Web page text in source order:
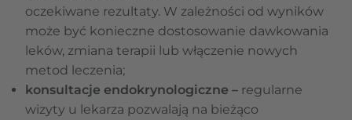
oczekiwane rezultaty. W zależności od wyników
może być konieczne dostosowanie dawkowania
leków, zmiana terapii lub włączenie nowych
metod leczenia;
konsultacje endokrynologiczne – regularne
wizyty u lekarza pozwalają na bieżąco